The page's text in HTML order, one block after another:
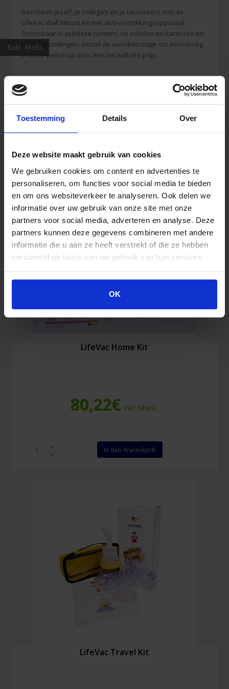
Toestemming Details Over
Deze website maakt gebruik van cookies
We gebruiken cookies om content en advertenties te
personaliseren, om functies voor social media te bieden
en om ons websiteverkeer te analyseren. Ook delen we
informatie over uw gebruik van onze site met onze
partners voor social media, adverteren en analyse. Deze
partners kunnen deze gegevens combineren met andere
informatie die u aan ze heeft verstrekt of die ze hebben
verzameld op basis van uw gebruik van hun services.
OK
Exkl. MwSt.
Bescherm jezelf, je collega’s en je bezoekers met de
LifeVac Wall Mount Kit met anti-verstikkingsapparaat.
Onmisbaar in publieke ruimtes, op scholen en kantoren en
in zorginstellingen. Bestel de wandmontage set eenvoudig
in onze webshop voor een betaalbare prijs.
Ähnliche Produkte
LifeVac Home Kit
80,22€ Inkl. MwSt.
In den Warenkorb
LifeVac Travel Kit